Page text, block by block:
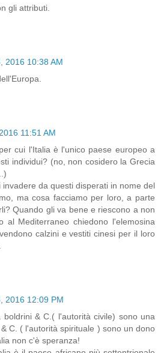
gli attributi.
2016 10:38 AM
11:51 AM
cui l'Italia è l'unico paese europeo a
individui? (no, non cosidero la Grecia
da questi disperati in nome del
ma cosa facciamo per loro, a parte
Quando gli va bene e riescono a non
al Mediterraneo chiedono l'elemosina
calzini e vestiti cinesi per il loro
2016 12:09 PM
& C.( l'autorità civile) sono una
C. ( l'autorità spirituale ) sono un dono
non c'è speranza!